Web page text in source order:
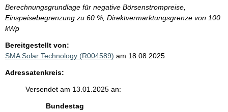
Berechnungsgrundlage für negative Börsenstrompreise,
Einspeisebegrenzung zu 60 %, Direktvermarktungsgrenze von 100
kWp
Bereitgestellt von:
SMA Solar Technology (R004589) am 18.08.2025
Adressatenkreis:
Versendet am 13.01.2025 an:
Bundestag